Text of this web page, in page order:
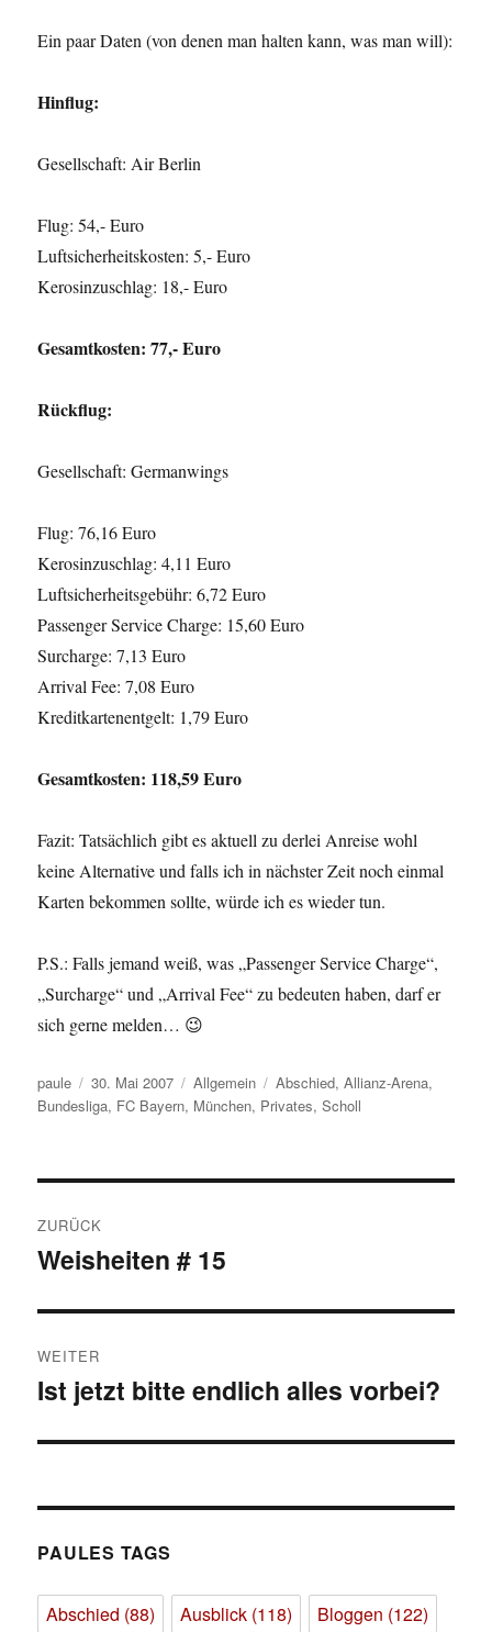
Ein paar Daten (von denen man halten kann, was man will):
Hinflug:
Gesellschaft: Air Berlin
Flug: 54,- Euro
Luftsicherheitskosten: 5,- Euro
Kerosinzuschlag: 18,- Euro
Gesamtkosten: 77,- Euro
Rückflug:
Gesellschaft: Germanwings
Flug: 76,16 Euro
Kerosinzuschlag: 4,11 Euro
Luftsicherheitsgebühr: 6,72 Euro
Passenger Service Charge: 15,60 Euro
Surcharge: 7,13 Euro
Arrival Fee: 7,08 Euro
Kreditkartenentgelt: 1,79 Euro
Gesamtkosten: 118,59 Euro
Fazit: Tatsächlich gibt es aktuell zu derlei Anreise wohl
keine Alternative und falls ich in nächster Zeit noch einmal
Karten bekommen sollte, würde ich es wieder tun.
P.S.: Falls jemand weiß, was „Passenger Service Charge“,
„Surcharge“ und „Arrival Fee“ zu bedeuten haben, darf er
sich gerne melden… 😉
Autor
paule
Veröffentlicht
am
30. Mai 2007 Kategorien
Allgemein Schlagwörter
Abschied,Allianz-Arena,
Bundesliga, FC Bayern, München, Privates,Scholl
ZURÜCK
Vorheriger
Weisheiten # 15
WEITER
Nächster
Ist jetzt bitte endlich alles vorbei?
PAULES TAGS
Abschied (88) Ausblick (118) Bloggen (122)